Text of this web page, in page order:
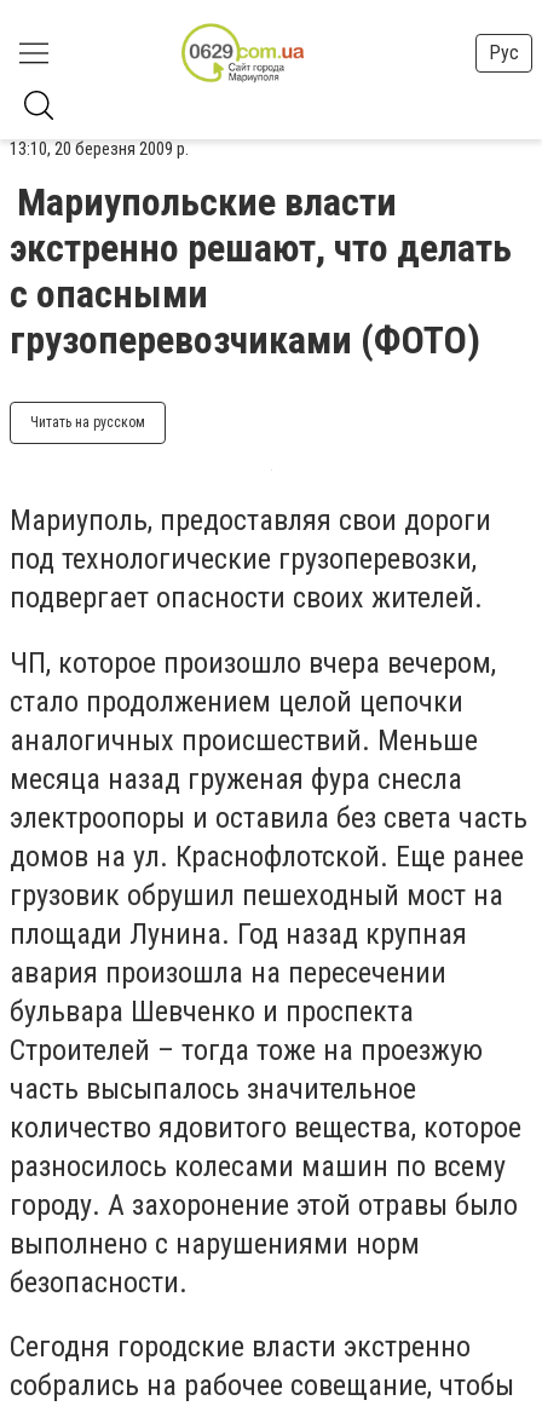
Рус
13:10, 20 березня 2009 р.
Мариупольские власти
экстренно решают, что делать
с опасными
грузоперевозчиками (ФОТО)
Читать на русском
Мариуполь, предоставляя свои дороги
под технологические грузоперевозки,
подвергает опасности своих жителей.
ЧП, которое произошло вчера вечером,
стало продолжением целой цепочки
аналогичных происшествий. Меньше
месяца назад груженая фура снесла
электроопоры и оставила без света часть
домов на ул. Краснофлотской. Еще ранее
грузовик обрушил пешеходный мост на
площади Лунина. Год назад крупная
авария произошла на пересечении
бульвара Шевченко и проспекта
Строителей – тогда тоже на проезжую
часть высыпалось значительное
количество ядовитого вещества, которое
разносилось колесами машин по всему
городу. А захоронение этой отравы было
выполнено с нарушениями норм
безопасности.
Сегодня городские власти экстренно
собрались на рабочее совещание, чтобы